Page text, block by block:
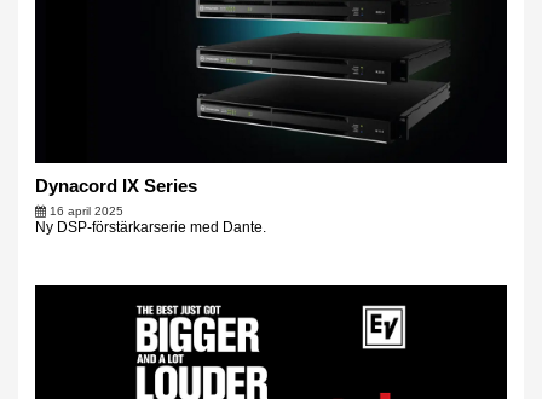
Dynacord IX Series
16 april 2025
Ny DSP-förstärkarserie med Dante.